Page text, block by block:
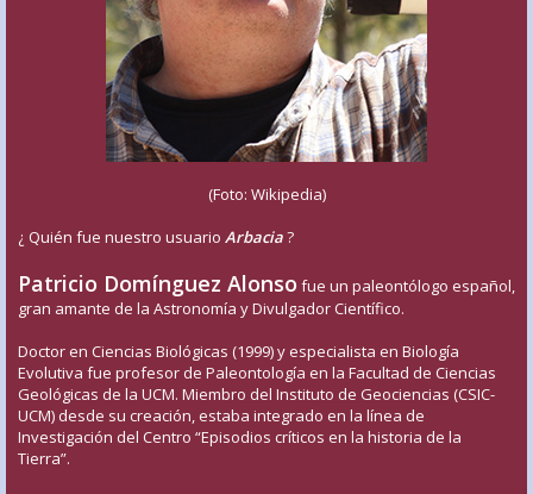
(Foto: Wikipedia)
¿ Quién fue nuestro usuario Arbacia?
Patricio Domínguez Alonso fue un paleontólogo español,
gran amante de la Astronomía y Divulgador Científico.
Doctor en Ciencias Biológicas (1999) y especialista en Biología
Evolutiva fue profesor de Paleontología en la Facultad de Ciencias
Geológicas de la UCM. Miembro del Instituto de Geociencias (CSIC-
UCM) desde su creación, estaba integrado en la línea de
Investigación del Centro “Episodios críticos en la historia de la
Tierra”.